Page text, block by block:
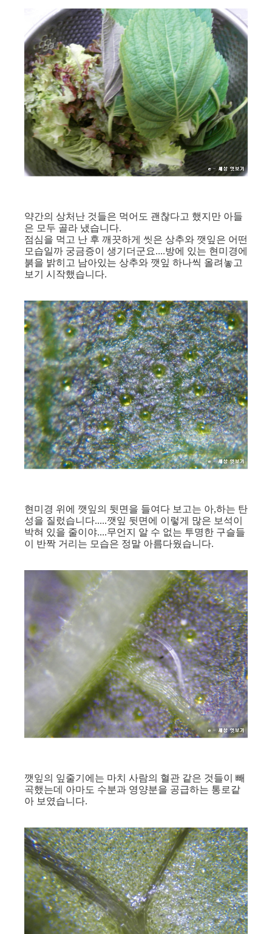
약간의 상처난 것들은 먹어도 괜찮다고 했지만 아들
은 모두 골라 냈습니다.
점심을 먹고 난 후 깨끗하게 씻은 상추와 깻잎은 어떤
모습일까 궁금증이 생기더군요....방에 있는 현미경에
붉을 밝히고 남아있는 상추와 깻잎 하나씩 올려놓고
보기 시작했습니다.
현미경 위에 깻잎의 뒷면을 들여다 보고는 아,하는 탄
성을 질렀습니다.....깻잎 뒷면에 이렇게 많은 보석이
박혀 있을 줄이야....무언지 알 수 없는 투명한 구슬들
이 반짝 거리는 모습은 정말 아름다웠습니다.
깻잎의 잎줄기에는 마치 사람의 혈관 같은 것들이 빼
곡했는데 아마도 수분과 영양분을 공급하는 통로같
아 보였습니다.